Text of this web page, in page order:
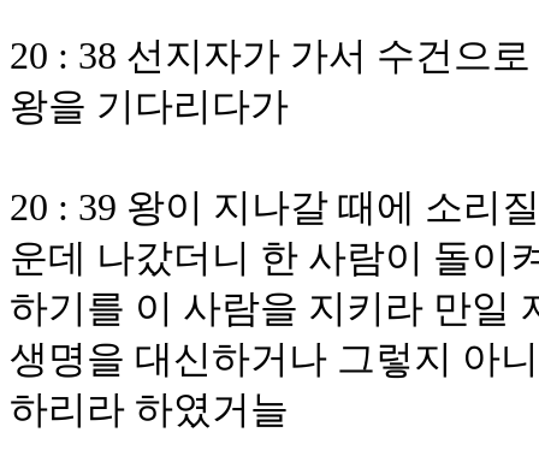
20 : 38 선지자가 가서 수건으
왕을 기다리다가
20 : 39 왕이 지나갈 때에 소리
운데 나갔더니 한 사람이 돌이
하기를 이 사람을 지키라 만일
생명을 대신하거나 그렇지 아
하리라 하였거늘